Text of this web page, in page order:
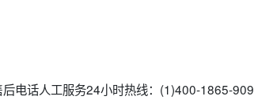
电话人工服务24小时热线：(1)400-1865-909